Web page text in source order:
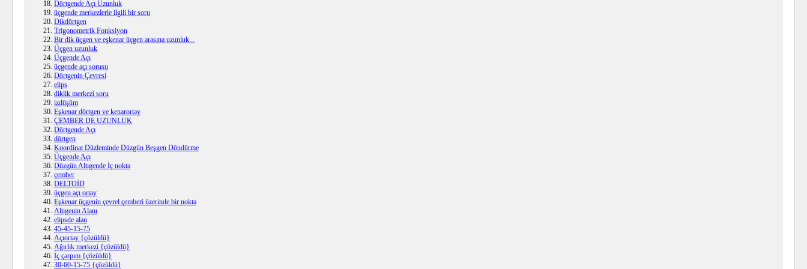
Dörtgende Açı Uzunluk
üçgende merkezlerle ilgili bir soru
Dikdörtgen
Trigonometrik Fonksiyon
Bir dik üçgen ve eşkenar üçgen arasına uzunluk...
Üçgen uzunluk
Üçgende Açı
üçgende açı sorusu
Dörtgenin Çevresi
elips
diklik merkezi soru
izdüşüm
Eşkenar dörtgen ve kenarortay
ÇEMBER DE UZUNLUK
Dörtgende Açı
dörtgen
Koordinat Düzleminde Düzgün Beşgen Döndürme
Üçgende Açı
Düzgün Altıgende İç nokta
çember
DELTOİD
üçgen açı ortay
Eşkenar üçgenin çevrel çemberi üzerinde bir nokta
Altıgenin Alanı
elipsde alan
45-45-15-75
Açıortay {çözüldü}
Ağırlık merkezi {çözüldü}
İç çarpım {çözüldü}
30-60-15-75 {çözüldü}